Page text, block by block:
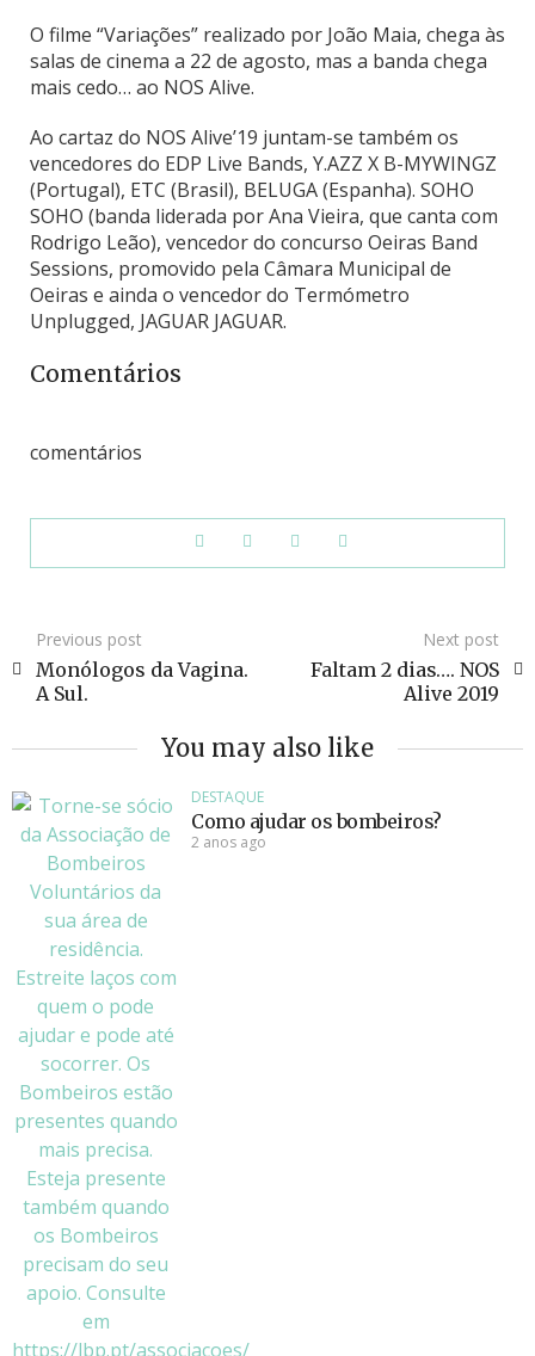
O filme “Variações” realizado por João Maia, chega às
salas de cinema a 22 de agosto, mas a banda chega
mais cedo… ao NOS Alive.
Ao cartaz do NOS Alive’19 juntam-se também os
vencedores do EDP Live Bands, Y.AZZ X B-MYWINGZ
(Portugal), ETC (Brasil), BELUGA (Espanha). SOHO
SOHO (banda liderada por Ana Vieira, que canta com
Rodrigo Leão), vencedor do concurso Oeiras Band
Sessions, promovido pela Câmara Municipal de
Oeiras e ainda o vencedor do Termómetro
Unplugged, JAGUAR JAGUAR.
Comentários
comentários
Previous post
Monólogos da Vagina.
A Sul.
Next post
Faltam 2 dias…. NOS
Alive 2019
You may also like
DESTAQUE
Como ajudar os bombeiros?
2 anos ago